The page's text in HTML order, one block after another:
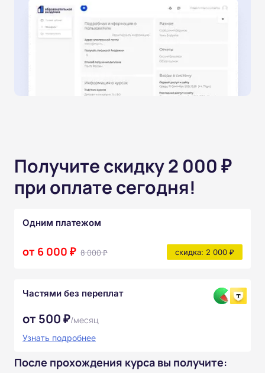
Получите скидку 2 000 ₽
при оплате сегодня!
Одним платежом
от 6 000 ₽ 8 000 ₽ скидка: 2 000 ₽
Частями без переплат
от 500 ₽/месяц
Узнать подробнее
После прохождения курса вы получите: